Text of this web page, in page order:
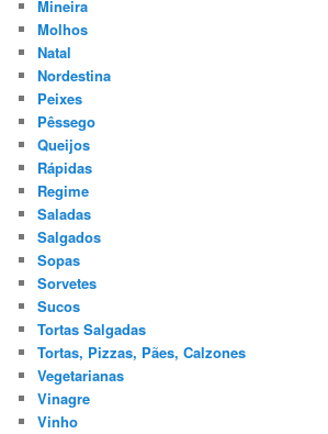
Mineira
Molhos
Natal
Nordestina
Peixes
Pêssego
Queijos
Rápidas
Regime
Saladas
Salgados
Sopas
Sorvetes
Sucos
Tortas Salgadas
Tortas, Pizzas, Pães, Calzones
Vegetarianas
Vinagre
Vinho